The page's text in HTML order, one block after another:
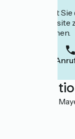
Interessiert
deren
Informationen.
800, rue de la